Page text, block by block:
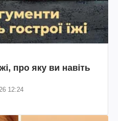
про яку ви навіть
12:24